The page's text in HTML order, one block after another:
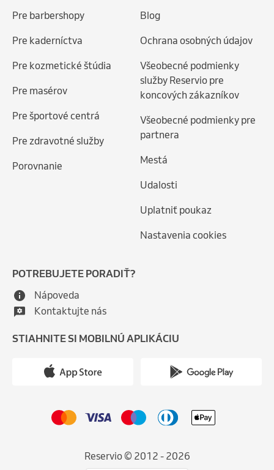
Pre barbershopy
Pre kaderníctva
Pre kozmetické štúdia
Pre masérov
Pre športové centrá
Pre zdravotné služby
Porovnanie
Blog
Ochrana osobných údajov
Všeobecné podmienky
služby Reservio pre
koncových zákazníkov
Všeobecné podmienky pre
partnera
Mestá
Udalosti
Uplatniť poukaz
Nastavenia cookies
POTREBUJETE PORADIŤ?
Nápoveda
Kontaktujte nás
STIAHNITE SI MOBILNÚ APLIKÁCIU
Reservio © 2012 - 2026